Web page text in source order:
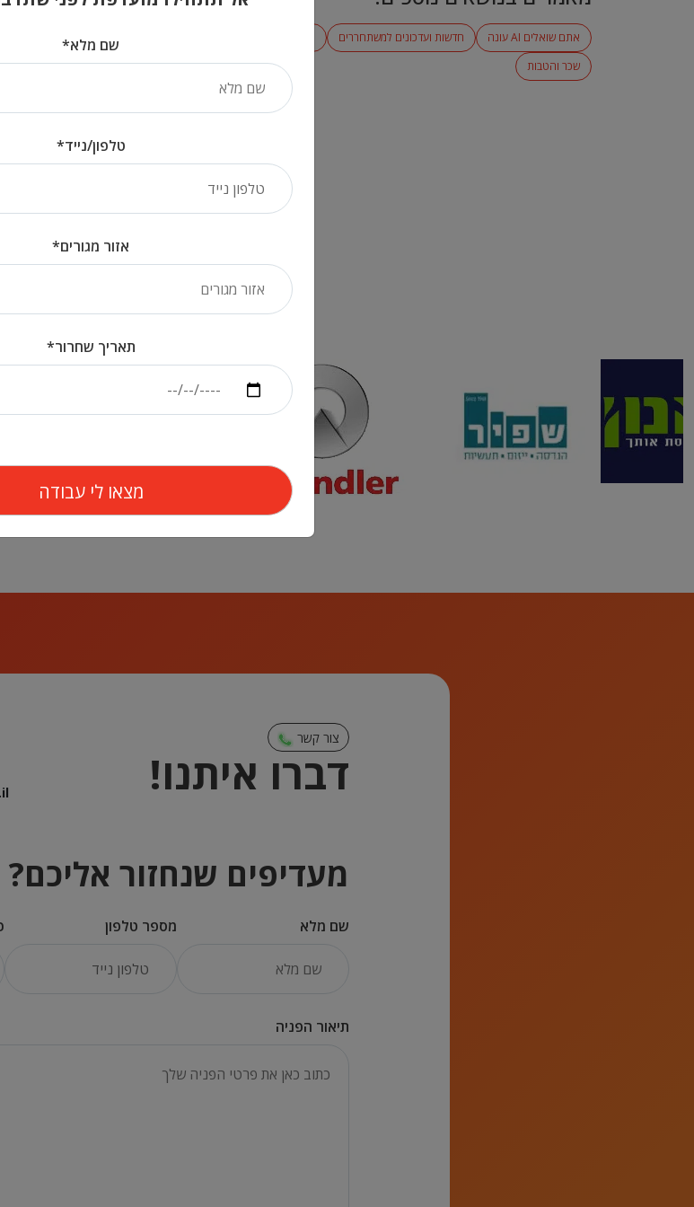
pagination
אתם שואלים AI עונה חדשות ועדכונים למשתחררים לימודים אחרי השירות הצבאי
שכר והטבות
חברות
צור קשר
דברו איתנו!
מעדיפים שנחזור אליכם?
שם מלא מספר טלפון
תיאור הפניה
שם מלא*
טלפון/נייד*
אזור מגורים*
תאריך שחרור*